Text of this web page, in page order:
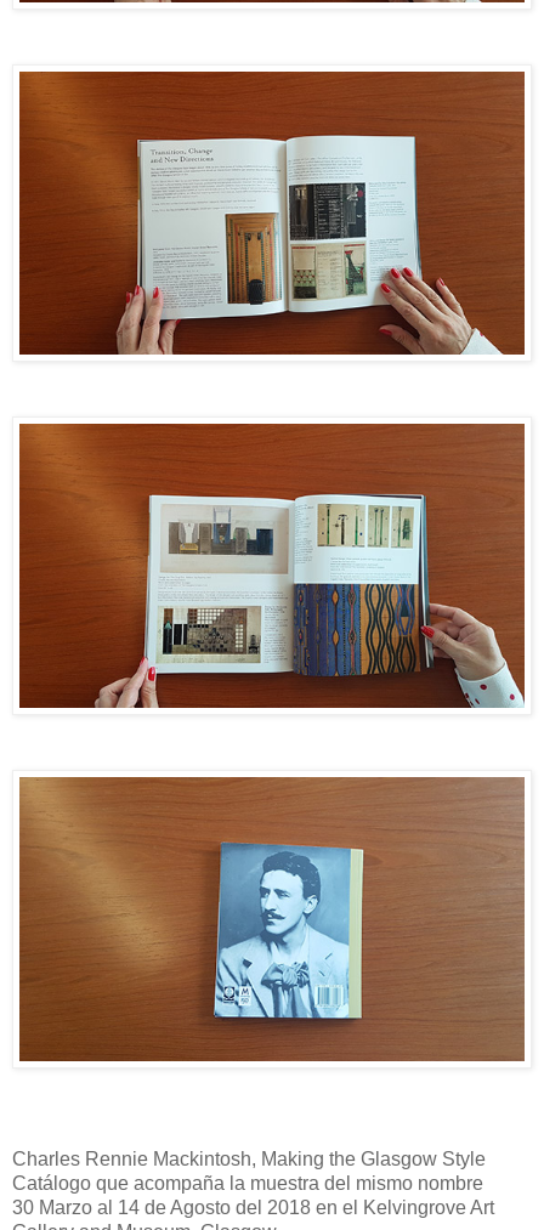
Charles Rennie Mackintosh, Making the Glasgow Style
Catálogo que acompaña la muestra del mismo nombre
30 Marzo al 14 de Agosto del 2018 en el Kelvingrove Art